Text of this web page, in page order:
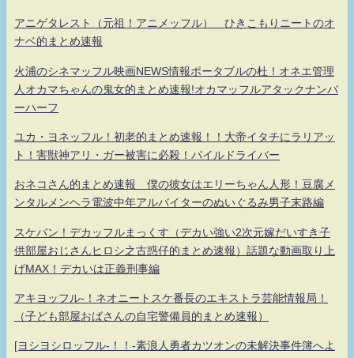
アニゲタレスト（元祖！アニメッフル） ひきこもりニートのオ
ナベ的まとめ速報
火浦のシネマッフル映画NEWS情報ポータブルの杜！オネエ管理
人オカマちゃんの鬼女的まとめ速報!オカマッフルアタックナンバ
ーハーフ
ユカ・ヨネッフル！初老的まとめ速報！！大帝イタチにラリアッ
ト！害獣神アリ・ガー被害に必殺！パイルドライバー
おネコさん的まとめ速報 僕の彼女はエリーちゃん人形！豆腐メ
ンタルメンヘラ電波中年アルバイターのぬいぐるみ男子末路編
スケバン！デカッフルまっくす（デカい強い2次元嫁だいすき子
供部屋おじさんヒロシ之古惑仔的まとめ速報）話題な動画取り上
げMAX！デカいは正義刑事編
アキヨッフル-！ネオニートスケ番長のエキストラ芸能情報局！
（子ども部屋おばさんの自宅警備員的まとめ速報）
[ヨシヨシロッフル-！！-素浪人勇者カツオンの未解決事件簿へよ